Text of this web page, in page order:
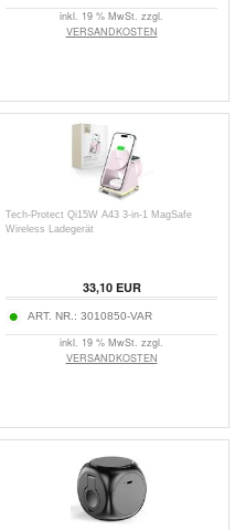
inkl. 19 % MwSt. zzgl.
VERSANDKOSTEN
Tech-Protect Qi15W A43 3-in-1 MagSafe
Wireless Ladegerät
33,10EUR
ART. NR.: 3010850-VAR
inkl. 19 % MwSt. zzgl.
VERSANDKOSTEN